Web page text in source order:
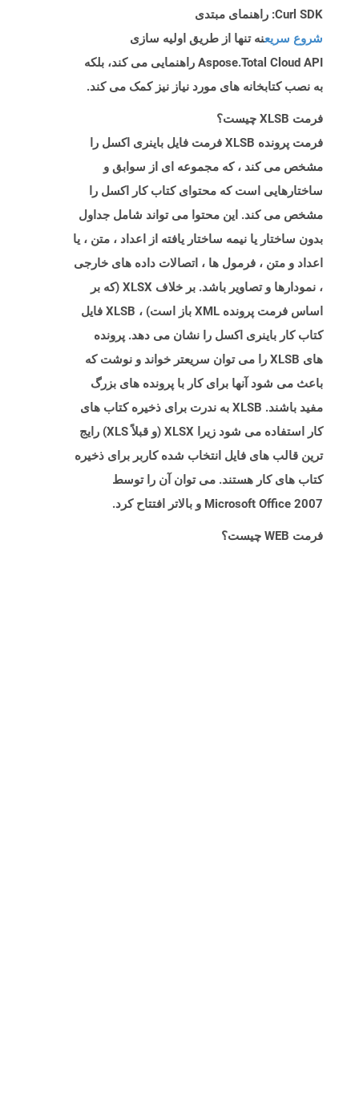
Curl SDK: راهنمای مبتدی
شروع سریعنه تنها از طریق اولیه سازی
Aspose.Total Cloud API راهنمایی می کند، بلکه
به نصب کتابخانه های مورد نیاز نیز کمک می کند.
فرمت XLSB چیست؟
فرمت پرونده XLSB فرمت فایل باینری اکسل را
مشخص می کند ، که مجموعه ای از سوابق و
ساختارهایی است که محتوای کتاب کار اکسل را
مشخص می کند. این محتوا می تواند شامل جداول
بدون ساختار یا نیمه ساختار یافته از اعداد ، متن ، یا
اعداد و متن ، فرمول ها ، اتصالات داده های خارجی
، نمودارها و تصاویر باشد. بر خلاف XLSX (که بر
اساس فرمت پرونده XML باز است) ، XLSB فایل
کتاب کار باینری اکسل را نشان می دهد. پرونده
های XLSB را می توان سریعتر خواند و نوشت که
باعث می شود آنها برای کار با پرونده های بزرگ
مفید باشند. XLSB به ندرت برای ذخیره کتاب های
کار استفاده می شود زیرا XLSX (و قبلاً XLS) رایج
ترین قالب های فایل انتخاب شده کاربر برای ذخیره
کتاب های کار هستند. می توان آن را توسط
Microsoft Office 2007 و بالاتر افتتاح کرد.
فرمت WEB چیست؟